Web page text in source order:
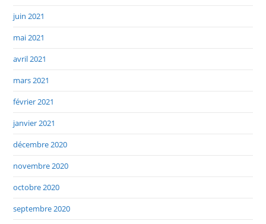
juin 2021
mai 2021
avril 2021
mars 2021
février 2021
janvier 2021
décembre 2020
novembre 2020
octobre 2020
septembre 2020